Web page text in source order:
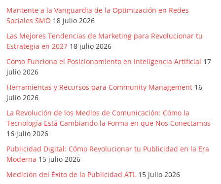
Mantente a la Vanguardia de la Optimización en Redes
Sociales SMO 18 julio 2026
Las Mejores Tendencias de Marketing para Revolucionar tu
Estrategia en 2027 18 julio 2026
Cómo Funciona el Posicionamiento en Inteligencia Artificial 17
julio 2026
Herramientas y Recursos para Community Management 16
julio 2026
La Revolución de los Medios de Comunicación: Cómo la
Tecnología Está Cambiando la Forma en que Nos Conectamos
16 julio 2026
Publicidad Digital: Cómo Revolucionar tu Publicidad en la Era
Moderna 15 julio 2026
Medición del Éxito de la Publicidad ATL 15 julio 2026